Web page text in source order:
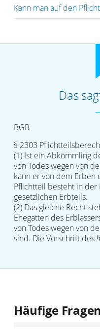
Kann man auf den
Das
BGB
§ 2303
(1) Ist ein Abkömmling
von Todes wegen von
kann er von dem Erben
Pflichtteil besteht in der
gesetzlichen Erbteils.
(2) Das gleiche Recht
Ehegatten des
von Todes wegen von
sind. Die Vorschrift des
Häufige